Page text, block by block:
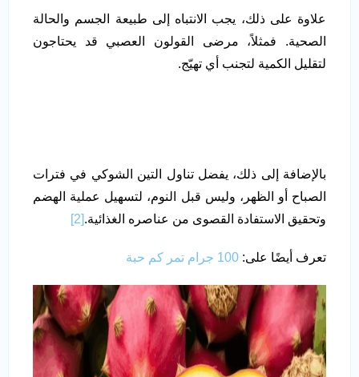
علاوة على ذلك، يجب الانتباه إلى طبيعة الجسم والحالة
الصحية. فمثلاً، مرضى القولون العصبي قد يحتاجون
لتقليل الكمية لتجنب أي تهيّج.
بالإضافة إلى ذلك، يفضل تناول التين الشوكي في فترات
الصباح أو الظهر، وليس قبل النوم، لتسهيل عملية الهضم
وتحقيق الاستفادة القصوى من عناصره الغذائية.[2]
تعرف أيضًا على: 100 جرام تمر كم حبة